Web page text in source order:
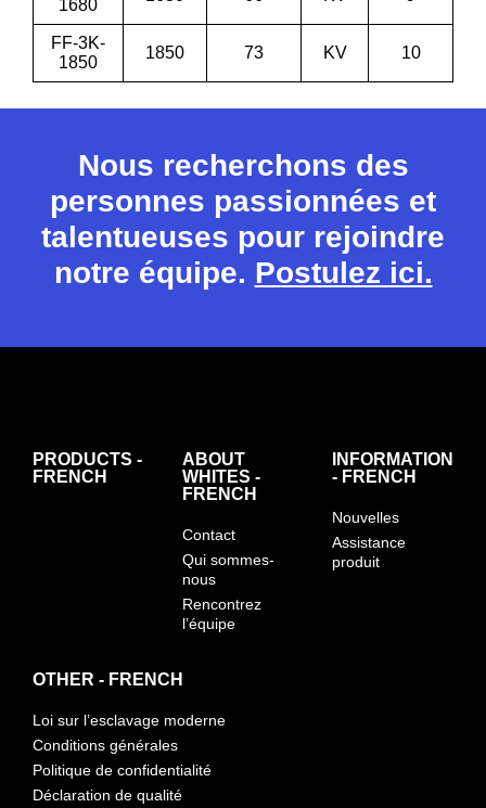
1680
FF-3K-
1850
1850 73 KV 10
Nous recherchons des
personnes passionnées et
talentueuses pour rejoindre
notre équipe. Postulez ici.
PRODUCTS -
FRENCH
ABOUT
WHITES -
FRENCH
Contact
Qui sommes-
nous
Rencontrez
l’équipe
INFORMATION
- FRENCH
Nouvelles
Assistance
produit
OTHER - FRENCH
Loi sur l’esclavage moderne
Conditions générales
Politique de confidentialité
Déclaration de qualité